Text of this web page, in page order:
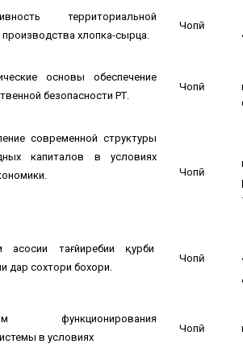
территориальной
производства хлопка-сырца.
Чопӣ
основы обеспечение
безопасности РТ.
Чопӣ
современной структуры
капиталов в условиях
Чопӣ
асосии тағйиребии қурби
дар сохтори бохори.
Чопӣ
функционирования
в условиях
Чопӣ